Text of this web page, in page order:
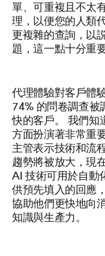
單、可重複且不太
理，以便您的人類
更複雜的查詢，以
題，這一點十分重要
代理體驗對客戶體
74% 的問卷調查被
快的客戶。 我們知
方面扮演著非常重
主管表示技術和流
趨勢將被放大，現
AI 技術可用於自動
供預先填入的回應
協助他們更快地向
知識與生產力。